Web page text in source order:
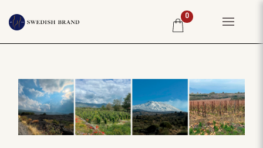
PRIVATKUND
RESTAURANG
PRODUCENTER
0